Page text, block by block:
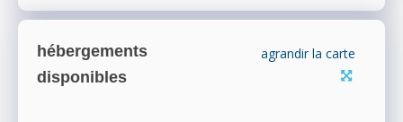
hébergements
disponibles
agrandir la carte